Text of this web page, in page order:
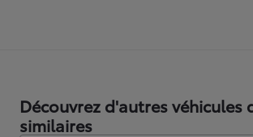
Découvrez d'autres véhicules
similaires